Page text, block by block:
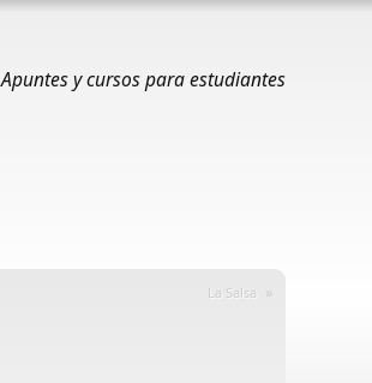
Apuntes y cursos para estudiantes
La Salsa »